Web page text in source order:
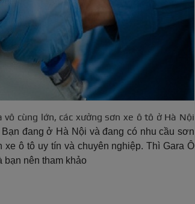
cùng lớn, các xưởng sơn xe ô tô ở Hà Nội
Bạn đang ở Hà Nội và đang có nhu cầu sơn
ô tô uy tín và chuyên nghiệp. Thì Gara Ô
bạn nên tham khảo